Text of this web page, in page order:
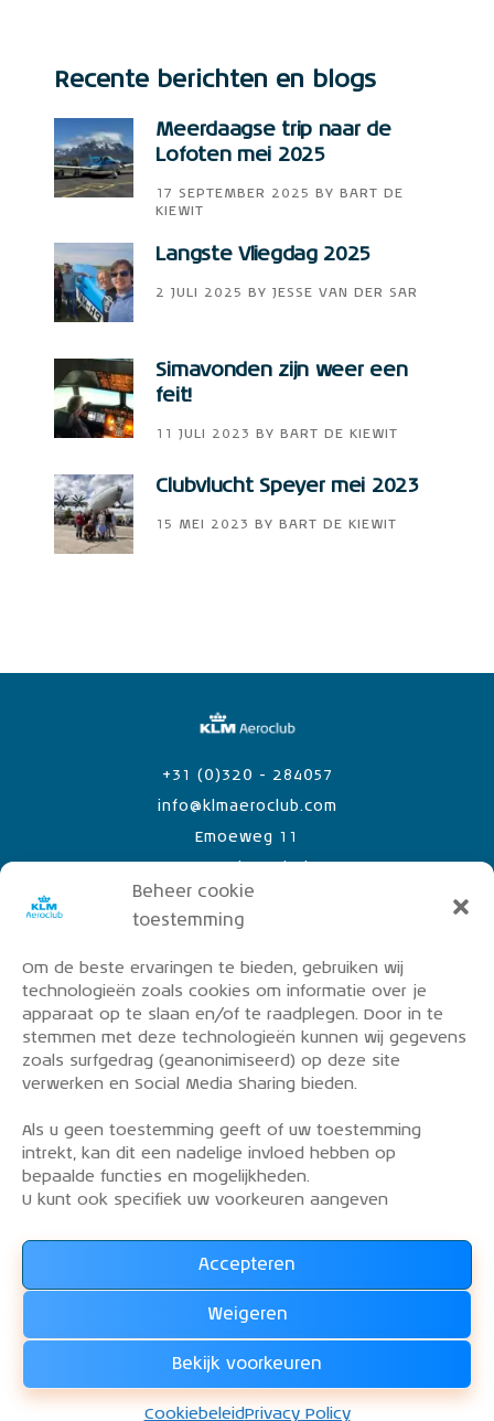
Beheer cookie
toestemming
Om de beste ervaringen te bieden, gebruiken wij
technologieën zoals cookies om informatie over je
apparaat op te slaan en/of te raadplegen. Door in te
stemmen met deze technologieën kunnen wij gegevens
zoals surfgedrag (geanonimiseerd) op deze site
verwerken en Social Media Sharing bieden.
Als u geen toestemming geeft of uw toestemming
intrekt, kan dit een nadelige invloed hebben op
bepaalde functies en mogelijkheden.
U kunt ook specifiek uw voorkeuren aangeven
Accepteren
Weigeren
Bekijk voorkeuren
Cookiebeleid Privacy Policy
Recente berichten en blogs
Meerdaagse trip naar de
Lofoten mei 2025
17 SEPTEMBER 2025 BY
BART DE
KIEWIT
Langste Vliegdag 2025
2 JULI 2025 BY JESSE VAN DER SAR
Simavonden zijn weer een
feit!
11 JULI 2023 BY BART DE KIEWIT
Clubvlucht Speyer mei 2023
15 MEI 2023 BY BART DE KIEWIT
Emoeweg 11
info@klmaeroclub.com
+31 (0)320 - 284057
PRIVACY POLICY
OVER DE KLM AEROCLUB
VLIEGLESSEN
VLOOT
Word lid van de KLM Aeroclub. Basis lid, simulator
lid of vliegend lid. Ook niet KLM-ers zijn welkom!
Lees alles over het lidmaatschap van de KLM Aeroclub
WORD LID !!!
© 2026. Alle rechten voorbehouden.